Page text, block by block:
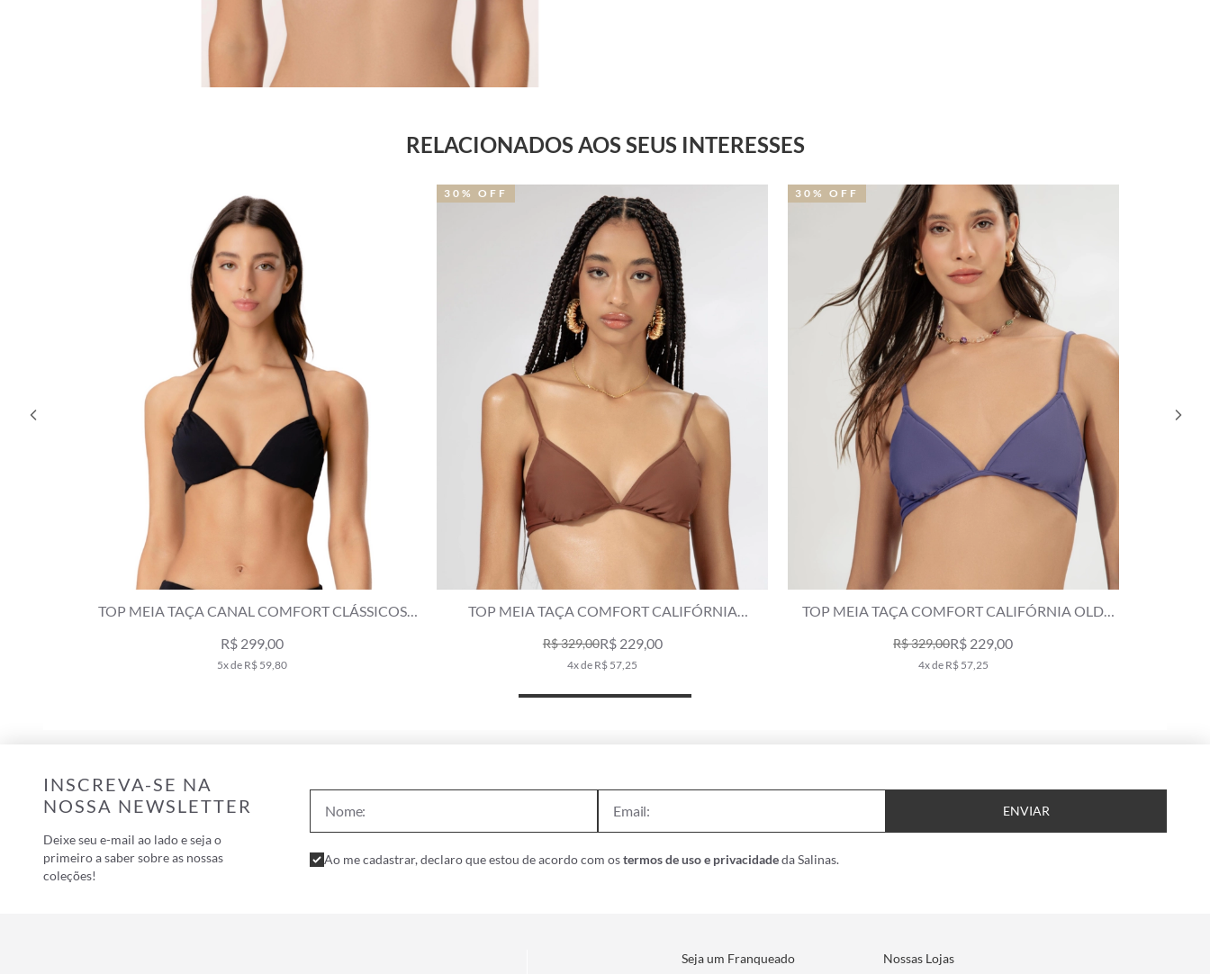
RELACIONADOS AOS SEUS INTERESSES
TOP MEIA TAÇA COMFORT CALIFÓRNIA
R$ 329,00R$ 229,00
4x de R$ 57,25
TOP MEIA TAÇA COMFORT CALIFÓRNIA OLD
R$ 329,00R$ 229,00
4x de R$ 57,25
30% OFF
TOP MEIA TAÇA COMFORT CLÁSSICOS PRETO
R$ 379,00
7x de R$ 54,14
INSCREVA-SE NA
NOSSA NEWSLETTER
Deixe seu e-mail ao lado e seja o
primeiro a saber sobre as nossas
coleções!
ENVIAR
Ao me cadastrar, declaro que estou de acordo com ostermos de uso e privacidadeda Salinas.
Seja um Franqueado Nossas Lojas